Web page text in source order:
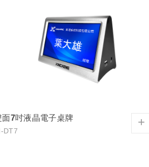
面7吋液晶電子桌牌
DT7
+